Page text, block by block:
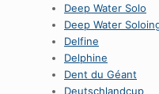
Deep Water Solo
Deep Water
Delfine
Delphine
Dent du Géant
Deutschlandcup